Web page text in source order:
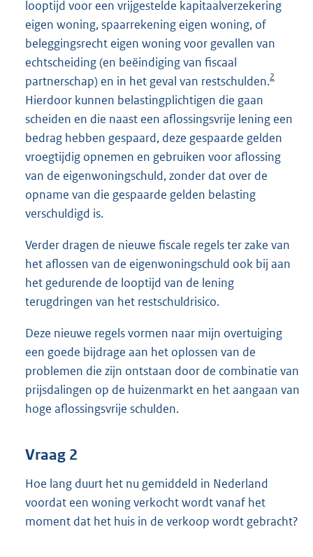
looptijd voor een vrijgestelde kapitaalverzekering
eigen woning, spaarrekening eigen woning, of
beleggingsrecht eigen woning voor gevallen van
echtscheiding (en beëindiging van fiscaal
partnerschap) en in het geval van restschulden.2
Hierdoor kunnen belastingplichtigen die gaan
scheiden en die naast een aflossingsvrije lening een
bedrag hebben gespaard, deze gespaarde gelden
vroegtijdig opnemen en gebruiken voor aflossing
van de eigenwoningschuld, zonder dat over de
opname van die gespaarde gelden belasting
verschuldigd is.
Verder dragen de nieuwe fiscale regels ter zake van
het aflossen van de eigenwoningschuld ook bij aan
het gedurende de looptijd van de lening
terugdringen van het restschuldrisico.
Deze nieuwe regels vormen naar mijn overtuiging
een goede bijdrage aan het oplossen van de
problemen die zijn ontstaan door de combinatie van
prijsdalingen op de huizenmarkt en het aangaan van
hoge aflossingsvrije schulden.
Vraag 2
Hoe lang duurt het nu gemiddeld in Nederland
voordat een woning verkocht wordt vanaf het
moment dat het huis in de verkoop wordt gebracht?